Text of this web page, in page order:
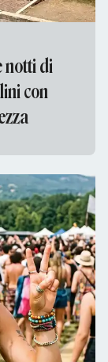
notti di
con